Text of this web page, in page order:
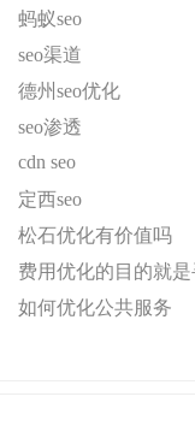
蚂蚁seo
seo渠道
德州seo优化
seo渗透
cdn seo
定西seo
松石优化有价值吗
费用优化的目的就
如何优化公共服务